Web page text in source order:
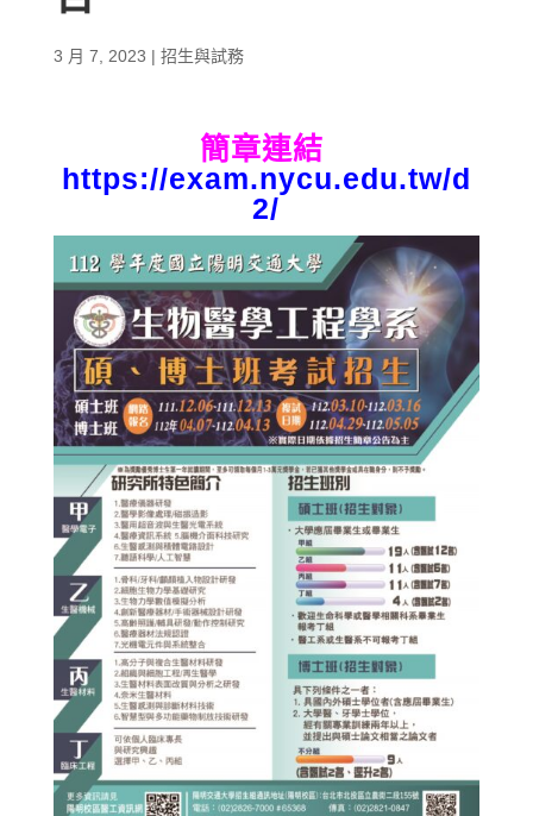
3 月 7, 2023 | 招生與試務
簡章連結
https://exam.nycu.edu.tw/d
2/